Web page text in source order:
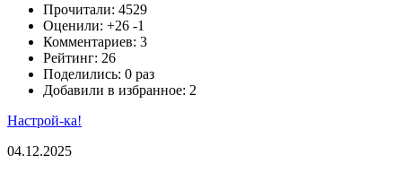
Прочитали: 4529
Оценили: +26 -1
Комментариев: 3
Рейтинг: 26
Поделились: 0 раз
Добавили в избранное: 2
Настрой-ка!
04.12.2025